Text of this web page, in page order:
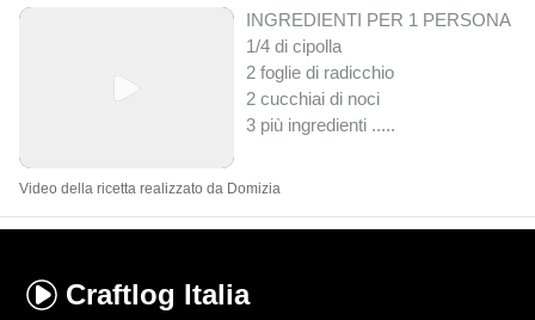
INGREDIENTI PER 1 PERSONA
1/4 di cipolla
2 foglie di radicchio
2 cucchiai di noci
3 più ingredienti .....
Video della ricetta realizzato da Domizia
Craftlog Italia